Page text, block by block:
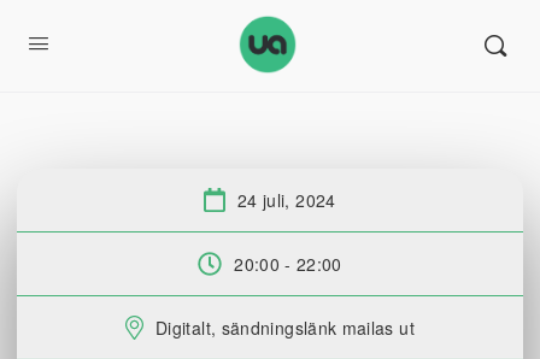
Datum:
24 juli, 2024
Tid:
20:00 - 22:00
Plats:
Digitalt, sändningslänk mailas ut